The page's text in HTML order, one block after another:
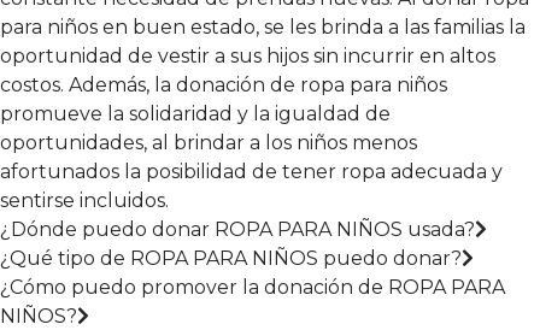
para niños en buen estado, se les brinda a las familias la
oportunidad de vestir a sus hijos sin incurrir en altos
costos. Además, la donación de ropa para niños
promueve la solidaridad y la igualdad de
oportunidades, al brindar a los niños menos
afortunados la posibilidad de tener ropa adecuada y
sentirse incluidos.
¿Dónde puedo donar ROPA PARA NIÑOS usada?
¿Qué tipo de ROPA PARA NIÑOS puedo donar?
¿Cómo puedo promover la donación de ROPA PARA
NIÑOS?